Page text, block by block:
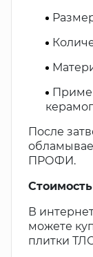
После
ПРОФИ.
В
можете
плитки